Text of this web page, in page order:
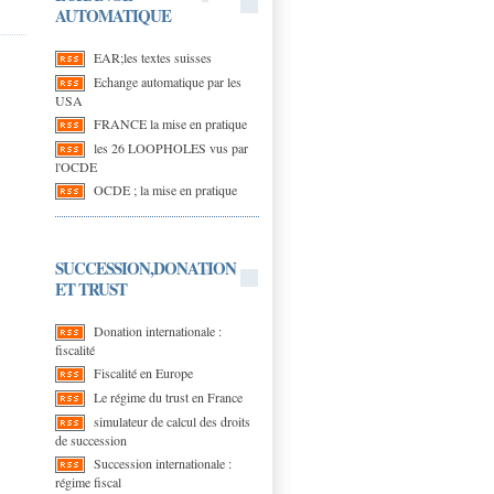
AUTOMATIQUE
EAR;les textes suisses
Echange automatique par les
USA
FRANCE la mise en pratique
les 26 LOOPHOLES vus par
l'OCDE
OCDE ; la mise en pratique
SUCCESSION,DONATION
ET TRUST
Donation internationale :
fiscalité
Fiscalité en Europe
Le régime du trust en France
simulateur de calcul des droits
de succession
Succession internationale :
régime fiscal